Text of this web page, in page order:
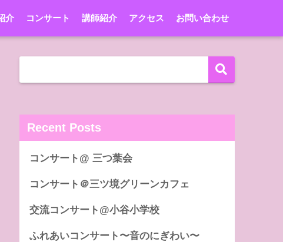
介 コンサート 講師紹介 アクセス お問い合わせ
Recent Posts
コンサート@ 三つ葉会
コンサート＠三ツ境グリーンカフェ
交流コンサート@小谷小学校
ふれあいコンサート〜音のにぎわい〜